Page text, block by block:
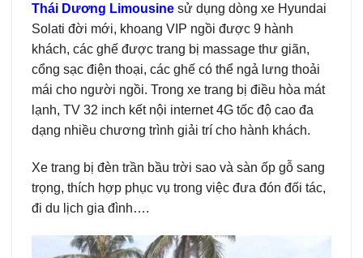
Thái Dương Limousine sử dụng dòng xe Hyundai
Solati đời mới, khoang VIP ngồi được 9 hành
khách, các ghế được trang bị massage thư giãn,
cổng sạc điện thoại, các ghế có thể ngả lưng thoải
mái cho người ngồi. Trong xe trang bị điều hòa mát
lạnh, TV 32 inch kết nội internet 4G tốc độ cao đa
dạng nhiều chương trình giải trí cho hành khách.
Xe trang bị đèn trần bầu trời sao và sàn ốp gỗ sang
trọng, thích hợp phục vụ trong việc đưa đón đối tác,
đi du lịch gia đình….